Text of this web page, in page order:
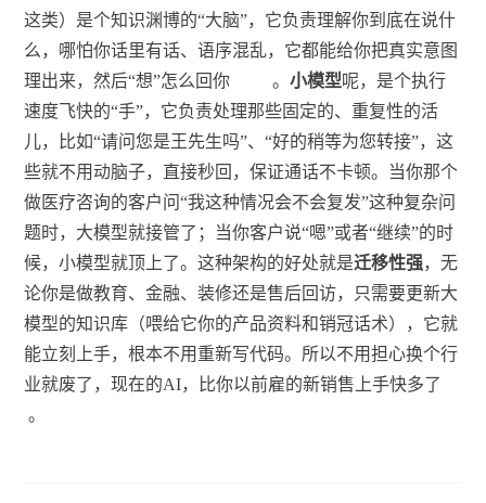
这类）是个知识渊博的“大脑”，它负责理解你到底在说什
么，哪怕你话里有话、语序混乱，它都能给你把真实意图
理出来，然后“想”怎么回你
。小模型呢，是个执行
速度飞快的“手”，它负责处理那些固定的、重复性的活
儿，比如“请问您是王先生吗”、“好的稍等为您转接”，这
些就不用动脑子，直接秒回，保证通话不卡顿。当你那个
做医疗咨询的客户问“我这种情况会不会复发”这种复杂问
题时，大模型就接管了；当你客户说“嗯”或者“继续”的时
候，小模型就顶上了。这种架构的好处就是迁移性强，无
论你是做教育、金融、装修还是售后回访，只需要更新大
模型的知识库（喂给它你的产品资料和销冠话术），它就
能立刻上手，根本不用重新写代码。所以不用担心换个行
业就废了，现在的AI，比你以前雇的新销售上手快多了
。